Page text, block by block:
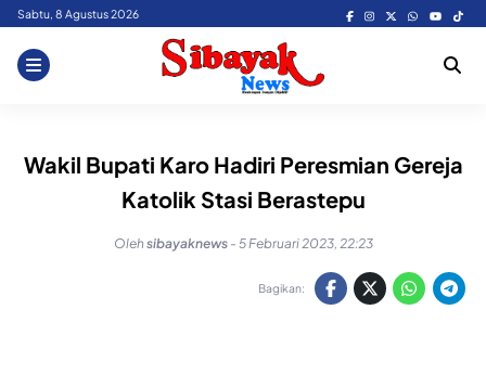
Skip
content
Sabtu, 8 Agustus 2026
Wakil Bupati Karo Hadiri Peresmian Gereja
Katolik Stasi Berastepu
Olehsibayaknews - 5 Februari 2023, 22:23
Bagikan: